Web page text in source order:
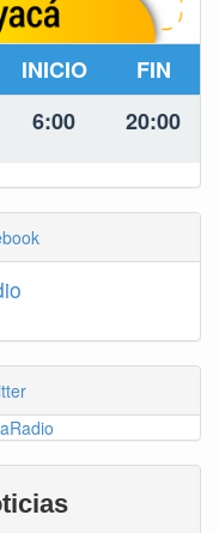
INICIO FIN
6:00 20:00